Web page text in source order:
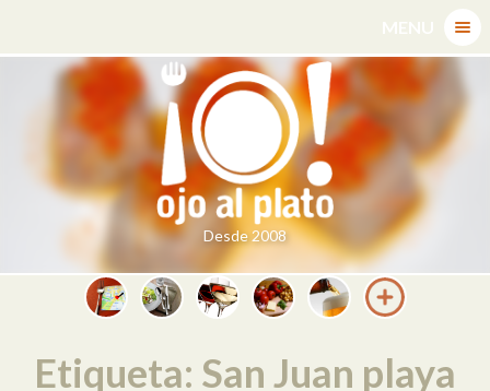
content
MENU
Desde 2008
Etiqueta: San Juan playa